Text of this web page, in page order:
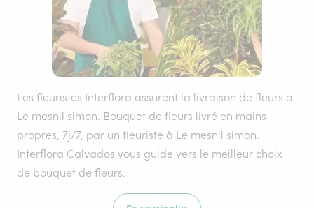
Les fleuristes Interflora assurent la livraison de fleurs à
Le mesnil simon. Bouquet de fleurs livré en mains
propres, 7j/7, par un fleuriste à Le mesnil simon.
Interflora Calvados vous guide vers le meilleur choix
de bouquet de fleurs.